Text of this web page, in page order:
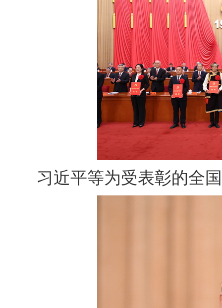
习近平等为受表彰的全